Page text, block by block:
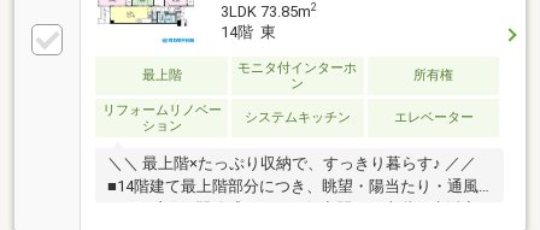
用可！50代、派遣社員、契約社員、勤続の短い方など
ローンの心配な方はご相談下さい！当マンションで売
却経験多数ございます当マンションでのご売却、ご購
入川元工務店の赤井までお気軽にお問合せください
3LDK 73.85m2
14階 東
最上階
モニタ付インターホ
ン
所有権
リフォームリノベー
ション
システムキッチン エレベーター
＼＼ 最上階×たっぷり収納で、すっきり暮らす♪ ／／
■14階建て最上階部分につき、眺望・陽当たり・通風